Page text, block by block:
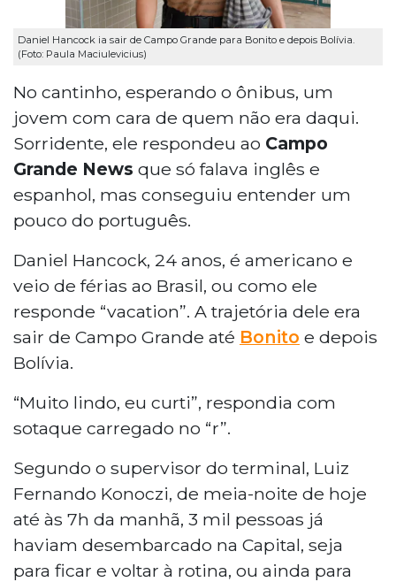
Daniel Hancock ia sair de Campo Grande para Bonito e depois Bolívia.
(Foto: Paula Maciulevicius)
No cantinho, esperando o ônibus, um
jovem com cara de quem não era daqui.
Sorridente, ele respondeu ao Campo
Grande News que só falava inglês e
espanhol, mas conseguiu entender um
pouco do português.
Daniel Hancock, 24 anos, é americano e
veio de férias ao Brasil, ou como ele
responde “vacation”. A trajetória dele era
sair de Campo Grande até Bonito e depois
Bolívia.
“Muito lindo, eu curti”, respondia com
sotaque carregado no “r”.
Segundo o supervisor do terminal, Luiz
Fernando Konoczi, de meia-noite de hoje
até às 7h da manhã, 3 mil pessoas já
haviam desembarcado na Capital, seja
para ficar e voltar à rotina, ou ainda para